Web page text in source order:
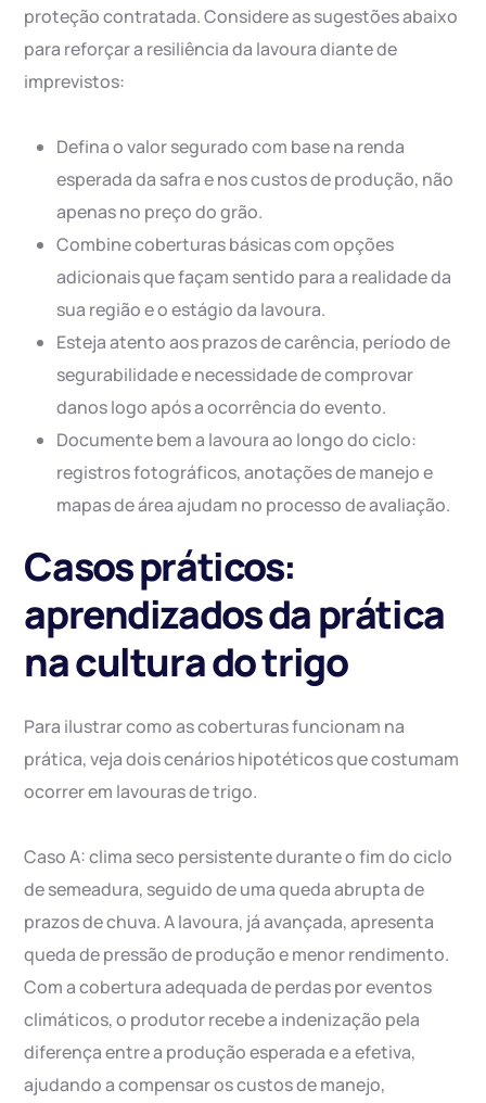
proteção contratada. Considere as sugestões abaixo
para reforçar a resiliência da lavoura diante de
imprevistos:
Defina o valor segurado com base na renda
esperada da safra e nos custos de produção, não
apenas no preço do grão.
Combine coberturas básicas com opções
adicionais que façam sentido para a realidade da
sua região e o estágio da lavoura.
Esteja atento aos prazos de carência, período de
segurabilidade e necessidade de comprovar
danos logo após a ocorrência do evento.
Documente bem a lavoura ao longo do ciclo:
registros fotográficos, anotações de manejo e
mapas de área ajudam no processo de avaliação.
Casos práticos:
aprendizados da prática
na cultura do trigo
Para ilustrar como as coberturas funcionam na
prática, veja dois cenários hipotéticos que costumam
ocorrer em lavouras de trigo.
Caso A: clima seco persistente durante o fim do ciclo
de semeadura, seguido de uma queda abrupta de
prazos de chuva. A lavoura, já avançada, apresenta
queda de pressão de produção e menor rendimento.
Com a cobertura adequada de perdas por eventos
climáticos, o produtor recebe a indenização pela
diferença entre a produção esperada e a efetiva,
ajudando a compensar os custos de manejo,